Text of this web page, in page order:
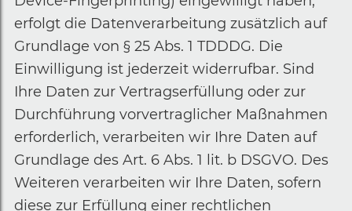
erfolgt die Datenverarbeitung zusätzlich auf
Grundlage von § 25 Abs. 1 TDDDG. Die
Einwilligung ist jederzeit widerrufbar. Sind
Ihre Daten zur Vertragserfüllung oder zur
Durchführung vorvertraglicher Maßnahmen
erforderlich, verarbeiten wir Ihre Daten auf
Grundlage des Art. 6 Abs. 1 lit. b DSGVO. Des
Weiteren verarbeiten wir Ihre Daten, sofern
diese zur Erfüllung einer rechtlichen